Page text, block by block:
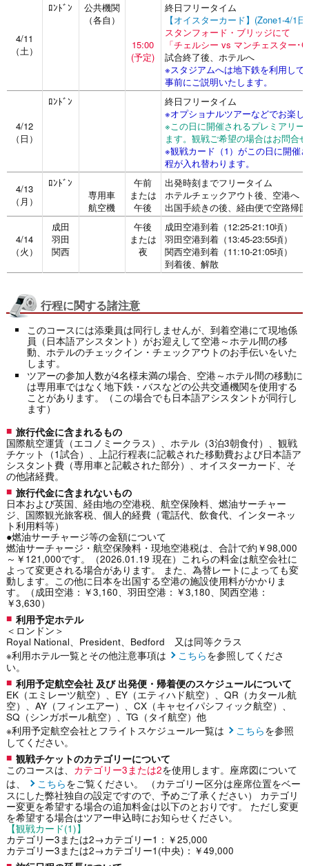
4/11
（土）
ﾛﾝﾄﾞﾝ
公共機関
（各自）
15:00
(予定)
終日フリータイム
【オイスターカード】(Zone1-4/1
スタンフォード・ブリッジにて
「チェルシー vs マンチェスター･
試合終了後、ホテルへ
※スタジアムへは地下鉄を利用し
事前にご説明いたします。
4/12
（日）
ﾛﾝﾄﾞﾝ
終日フリータイム
※オプショナルツアーなどでお楽し
※この日に開催されるプレミアリ
ます。観戦ご希望の場合はお問合
※観戦カード（1）がこの日に開催
程が入れ替わります。
4/13
（月）
ﾛﾝﾄﾞﾝ
専用車
航空機
午前
または
午後
出発時刻までフリータイム
ホテルチェックアウト後、空港へ
出国手続きの後、経由便で空路帰
4/14
（火）
成田
羽田
関西
午後
または
夜
成田空港到着（12:25-21:10頃）
羽田空港到着（13:45-23:55頃）
関西空港到着（11:10-21:05頃）
到着後、解散
行程に関する諸注意
このコースには添乗員は同行しませんが、到着空港にて現地係
員（日本語アシスタント）がお迎えして空港～ホテル間の移
動、ホテルのチェックイン・チェックアウトのお手伝いをいた
します。
ツアーの参加人数が4名様未満の場合、空港～ホテル間の移動に
は専用車ではなく地下鉄・バスなどの公共交通機関を使用する
ことがあります。（この場合でも日本語アシスタントが同行し
ます）
旅行代金に含まれるもの
国際航空運賃（エコノミークラス）、ホテル（3泊3朝食付）、観戦
チケット（1試合）、上記行程表に記載された移動費および日本語ア
シスタント費（専用車と記載された部分）、オイスターカード、そ
の他諸経費。
旅行代金に含まれないもの
日本および英国、経由地の空港税、航空保険料、燃油サーチャー
ジ、国際観光旅客税、個人的経費（電話代、飲食代、インターネッ
ト利用料等）
●燃油サーチャージ等の金額について
燃油サーチャージ・航空保険料・現地空港税は、合計で約￥98,000
～￥121,000です。（2026.01.19 現在）これらの料金は航空会社に
よって変更される場合があります。 また、為替レートによっても変
動します。この他に日本を出国する空港の施設使用料がかかりま
す。（成田空港：￥3,160、羽田空港：￥3,180、関西空港：
￥3,630）
利用予定ホテル
＜ロンドン＞
Royal National、President、Bedford 又は同等クラス
※利用ホテル一覧とその他注意事項は
こちらを参照してくださ
い。
利用予定航空会社 及び 出発便・帰着便のスケジュールについて
EK（エミレーツ航空）、EY（エティハド航空）、QR（カタール航
空）、AY（フィンエアー）、CX（キャセイパシフィック航空）、
SQ（シンガポール航空）、TG（タイ航空）他
※利用予定航空会社とフライトスケジュール一覧は
こちらを参照
してください。
観戦チケットのカテゴリーについて
このコースは、 カテゴリー3または2を使用します。座席図について
は、
こちらをご覧ください。 （カテゴリー区分は座席位置をベー
スにした弊社独自の設定ですので、予めご了承ください） カテゴリ
ー変更を希望する場合の追加料金は以下のとおりです。 ただし変更
を希望する場合はツアー申込時にお知らせください。
【観戦カード(1)】
カテゴリー3または2→カテゴリー1：￥25,000
カテゴリー3または2→カテゴリー1(中央)：￥49,000